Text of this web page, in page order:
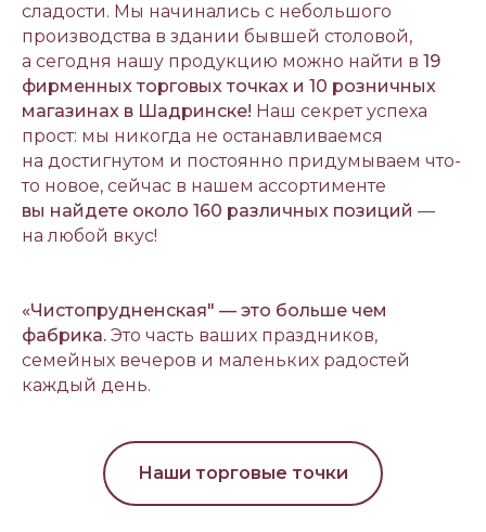
сладости. Мы начинались с небольшого
производства в здании бывшей столовой,
а сегодня нашу продукцию можно найти в 19
фирменных торговых точках и 10 розничных
магазинах в Шадринске! Наш секрет успеха
прост: мы никогда не останавливаемся
на достигнутом и постоянно придумываем что-
то новое, сейчас в нашем ассортименте
вы найдете около 160 различных позиций —
на любой вкус!
«Чистопрудненская" — это больше чем
фабрика. Это часть ваших праздников,
семейных вечеров и маленьких радостей
каждый день.
Наши торговые точки